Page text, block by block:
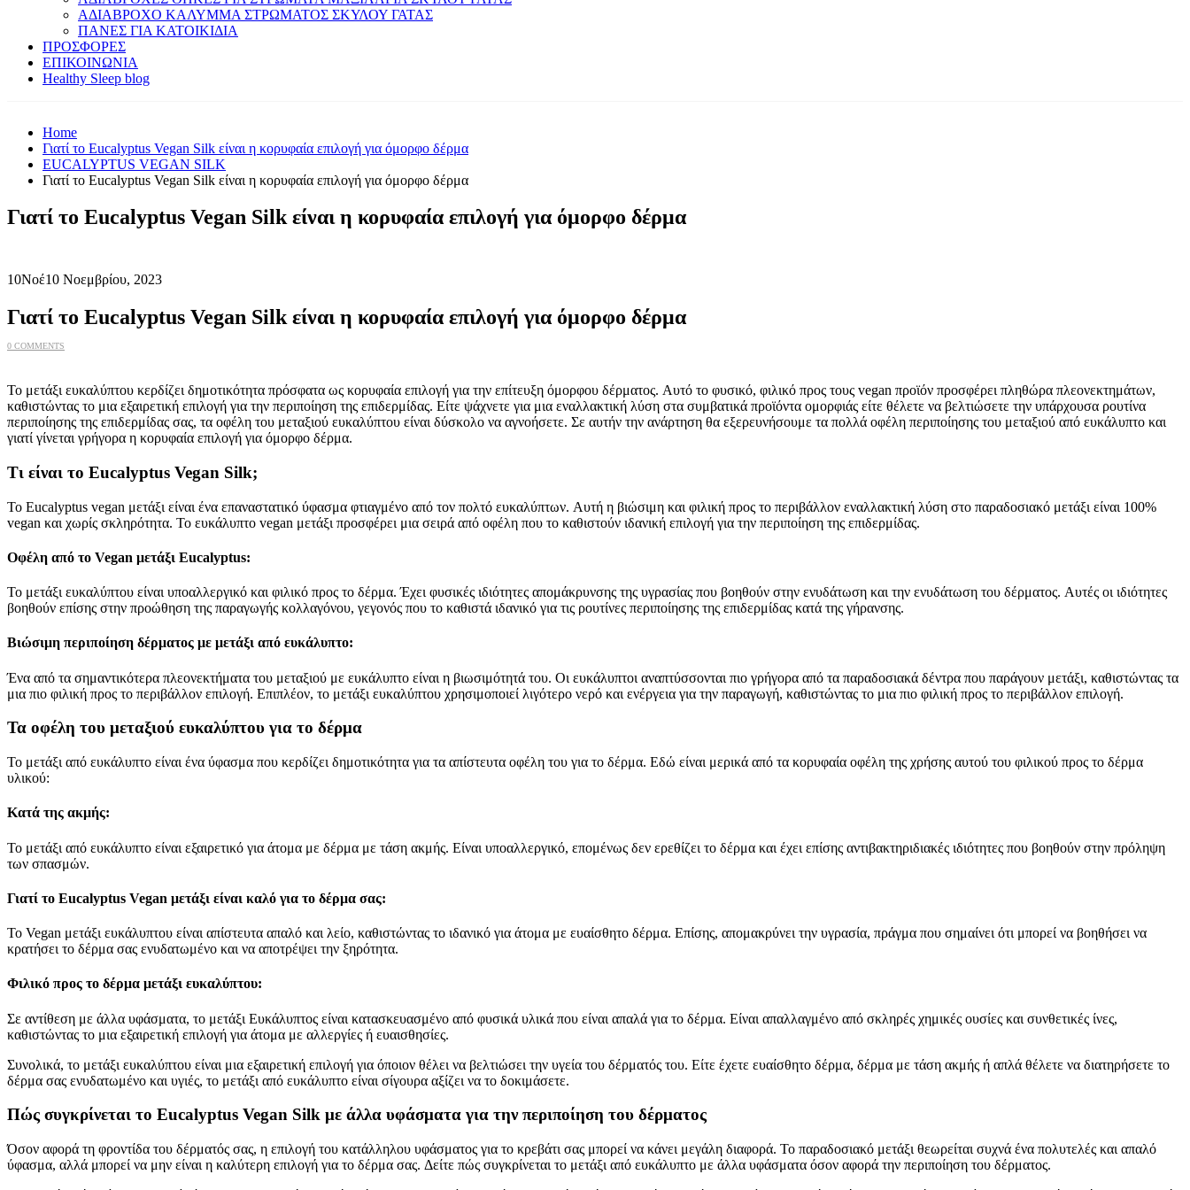
ΑΔΙΑΒΡΟΧΟ ΚΑΛΥΜΜΑ ΣΤΡΩΜΑΤΟΣ ΣΚΥΛΟΥ ΓΑΤΑΣ
ΠΑΝΕΣ ΓΙΑ ΚΑΤΟΙΚΙΔΙΑ
ΠΡΟΣΦΟΡΕΣ
ΕΠΙΚΟΙΝΩΝΙΑ
Healthy Sleep blog
Home
Γιατί το Eucalyptus Vegan Silk είναι η κορυφαία επιλογή για όμορφο δέρμα
EUCALYPTUS VEGAN SILK
Γιατί το Eucalyptus Vegan Silk είναι η κορυφαία επιλογή για όμορφο δέρμα
Γιατί το Eucalyptus Vegan Silk είναι η κορυφαία επιλογή για όμορφο δέρμα
10Νοέ10 Νοεμβρίου, 2023
Γιατί το Eucalyptus Vegan Silk είναι η κορυφαία επιλογή για όμορφο δέρμα
0 COMMENTS
Το μετάξι ευκαλύπτου κερδίζει δημοτικότητα πρόσφατα ως κορυφαία επιλογή για την επίτευξη όμορφου δέρματος. Αυτό το φυσικό, φιλικό προς τους vegan προϊόν προσφέρει πληθώρα πλεονεκτημάτων,
καθιστώντας το μια εξαιρετική επιλογή για την περιποίηση της επιδερμίδας. Είτε ψάχνετε για μια εναλλακτική λύση στα συμβατικά προϊόντα ομορφιάς είτε θέλετε να βελτιώσετε την υπάρχουσα ρουτίνα
περιποίησης της επιδερμίδας σας, τα οφέλη του μεταξιού ευκαλύπτου είναι δύσκολο να αγνοήσετε. Σε αυτήν την ανάρτηση θα εξερευνήσουμε τα πολλά οφέλη περιποίησης του μεταξιού από ευκάλυπτο και
γιατί γίνεται γρήγορα η κορυφαία επιλογή για όμορφο δέρμα.
Τι είναι το Eucalyptus Vegan Silk;
Το Eucalyptus vegan μετάξι είναι ένα επαναστατικό ύφασμα φτιαγμένο από τον πολτό ευκαλύπτων. Αυτή η βιώσιμη και φιλική προς το περιβάλλον εναλλακτική λύση στο παραδοσιακό μετάξι είναι 100%
vegan και χωρίς σκληρότητα. Το ευκάλυπτο vegan μετάξι προσφέρει μια σειρά από οφέλη που το καθιστούν ιδανική επιλογή για την περιποίηση της επιδερμίδας.
Οφέλη από το Vegan μετάξι Eucalyptus:
Το μετάξι ευκαλύπτου είναι υποαλλεργικό και φιλικό προς το δέρμα. Έχει φυσικές ιδιότητες απομάκρυνσης της υγρασίας που βοηθούν στην ενυδάτωση και την ενυδάτωση του δέρματος. Αυτές οι ιδιότητες
βοηθούν επίσης στην προώθηση της παραγωγής κολλαγόνου, γεγονός που το καθιστά ιδανικό για τις ρουτίνες περιποίησης της επιδερμίδας κατά της γήρανσης.
Βιώσιμη περιποίηση δέρματος με μετάξι από ευκάλυπτο:
Ένα από τα σημαντικότερα πλεονεκτήματα του μεταξιού με ευκάλυπτο είναι η βιωσιμότητά του. Οι ευκάλυπτοι αναπτύσσονται πιο γρήγορα από τα παραδοσιακά δέντρα που παράγουν μετάξι, καθιστώντας τα
μια πιο φιλική προς το περιβάλλον επιλογή. Επιπλέον, το μετάξι ευκαλύπτου χρησιμοποιεί λιγότερο νερό και ενέργεια για την παραγωγή, καθιστώντας το μια πιο φιλική προς το περιβάλλον επιλογή.
Τα οφέλη του μεταξιού ευκαλύπτου για το δέρμα
Το μετάξι από ευκάλυπτο είναι ένα ύφασμα που κερδίζει δημοτικότητα για τα απίστευτα οφέλη του για το δέρμα. Εδώ είναι μερικά από τα κορυφαία οφέλη της χρήσης αυτού του φιλικού προς το δέρμα
υλικού:
Κατά της ακμής:
Το μετάξι από ευκάλυπτο είναι εξαιρετικό για άτομα με δέρμα με τάση ακμής. Είναι υποαλλεργικό, επομένως δεν ερεθίζει το δέρμα και έχει επίσης αντιβακτηριδιακές ιδιότητες που βοηθούν στην πρόληψη
των σπασμών.
Γιατί το Eucalyptus Vegan μετάξι είναι καλό για το δέρμα σας:
Το Vegan μετάξι ευκάλυπτου είναι απίστευτα απαλό και λείο, καθιστώντας το ιδανικό για άτομα με ευαίσθητο δέρμα. Επίσης, απομακρύνει την υγρασία, πράγμα που σημαίνει ότι μπορεί να βοηθήσει να
κρατήσει το δέρμα σας ενυδατωμένο και να αποτρέψει την ξηρότητα.
Φιλικό προς το δέρμα μετάξι ευκαλύπτου:
Σε αντίθεση με άλλα υφάσματα, το μετάξι Ευκάλυπτος είναι κατασκευασμένο από φυσικά υλικά που είναι απαλά για το δέρμα. Είναι απαλλαγμένο από σκληρές χημικές ουσίες και συνθετικές ίνες,
καθιστώντας το μια εξαιρετική επιλογή για άτομα με αλλεργίες ή ευαισθησίες.
Συνολικά, το μετάξι ευκαλύπτου είναι μια εξαιρετική επιλογή για όποιον θέλει να βελτιώσει την υγεία του δέρματός του. Είτε έχετε ευαίσθητο δέρμα, δέρμα με τάση ακμής ή απλά θέλετε να διατηρήσετε το
δέρμα σας ενυδατωμένο και υγιές, το μετάξι από ευκάλυπτο είναι σίγουρα αξίζει να το δοκιμάσετε.
Πώς συγκρίνεται το Eucalyptus Vegan Silk με άλλα υφάσματα για την περιποίηση του δέρματος
Όσον αφορά τη φροντίδα του δέρματός σας, η επιλογή του κατάλληλου υφάσματος για το κρεβάτι σας μπορεί να κάνει μεγάλη διαφορά. Το παραδοσιακό μετάξι θεωρείται συχνά ένα πολυτελές και απαλό
ύφασμα, αλλά μπορεί να μην είναι η καλύτερη επιλογή για το δέρμα σας. Δείτε πώς συγκρίνεται το μετάξι από ευκάλυπτο με άλλα υφάσματα όσον αφορά την περιποίηση του δέρματος.